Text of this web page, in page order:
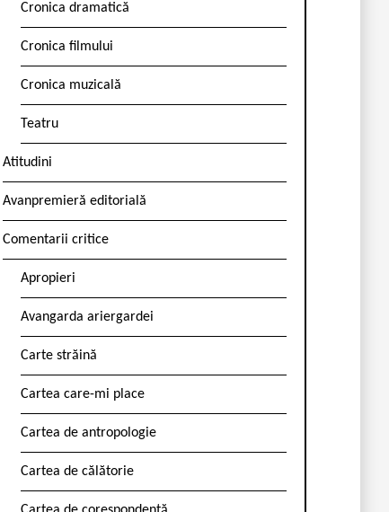
Cronica dramatică
Cronica filmului
Cronica muzicală
Teatru
Atitudini
Avanpremieră editorială
Comentarii critice
Apropieri
Avangarda ariergardei
Carte străină
Cartea care-mi place
Cartea de antropologie
Cartea de călătorie